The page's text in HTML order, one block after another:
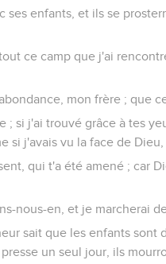
ses enfants, et ils se
ce camp que j'ai
mon frère ; que
; si j'ai trouvé grâce à tes
si j'avais vu la face de
qui t'a été amené ; car
nous-en, et je marcherai
sait que les enfants
un seul jour, ils